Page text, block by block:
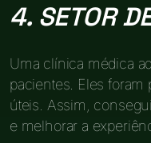
4. SETOR
Uma clínica médica
pacientes. Eles foram
úteis. Assim,
e melhorar a